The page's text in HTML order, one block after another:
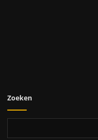
Zoeken